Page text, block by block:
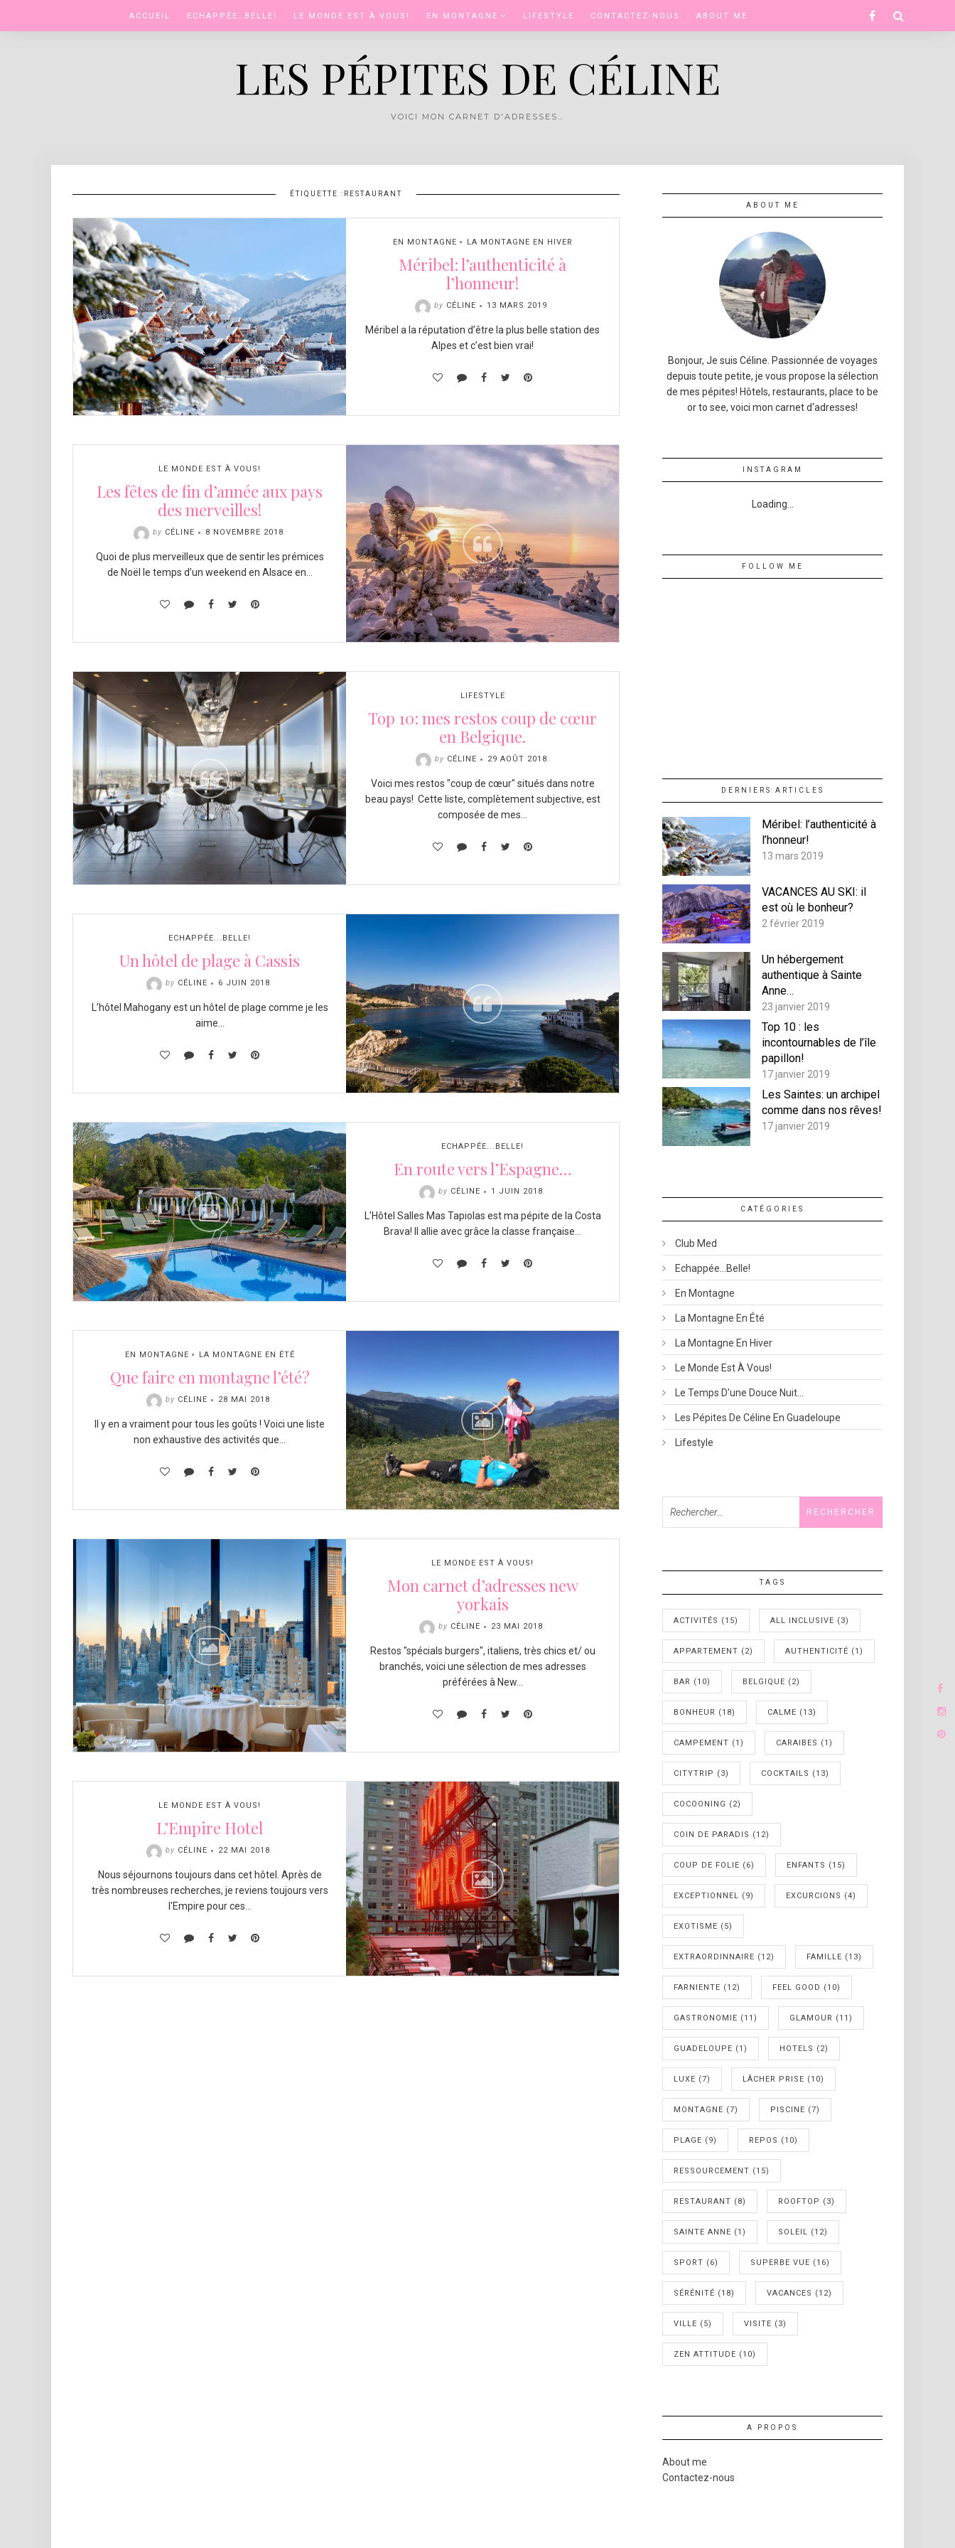
ACCUEIL ECHAPPÉE…BELLE! LE MONDE EST À VOUS! EN MONTAGNE LIFESTYLE CONTACTEZ-NOUS ABOUT ME Facebook
LES PÉPITES DE CÉLINE
VOICI MON CARNET D'ADRESSES…
ÉTIQUETTE : RESTAURANT
EN MONTAGNE LA MONTAGNE EN HIVER
Méribel: l’authenticité à
l’honneur!
by CÉLINE 13 MARS 2019.
Méribel a la réputation d’être la plus belle station des
Alpes et c’est bien vrai!
LE MONDE EST À VOUS!
Les fêtes de fin d’année aux pays
des merveilles!
by CÉLINE 8 NOVEMBRE 2018.
Quoi de plus merveilleux que de sentir les prémices
de Noël le temps d’un weekend en Alsace en…
LIFESTYLE
Top 10: mes restos coup de cœur
en Belgique.
by CÉLINE 29 AOÛT 2018.
Voici mes restos "coup de cœur" situés dans notre
beau pays! Cette liste, complètement subjective, est
composée de mes…
ECHAPPÉE...BELLE!
Un hôtel de plage à Cassis
by CÉLINE 6 JUIN 2018.
L’hôtel Mahogany est un hôtel de plage comme je les
aime…
ECHAPPÉE...BELLE!
En route vers l’Espagne…
by CÉLINE 1 JUIN 2018.
L'Hôtel Salles Mas Tapiolas est ma pépite de la Costa
Brava! Il allie avec grâce la classe française…
EN MONTAGNE LA MONTAGNE EN ÉTÉ
Que faire en montagne l’été?
by CÉLINE 28 MAI 2018.
Il y en a vraiment pour tous les goûts ! Voici une liste
non exhaustive des activités que…
LE MONDE EST À VOUS!
Mon carnet d’adresses new
yorkais
by CÉLINE 23 MAI 2018.
Restos "spécials burgers", italiens, très chics et/ ou
branchés, voici une sélection de mes adresses
préférées à New…
LE MONDE EST À VOUS!
L’Empire Hotel
by CÉLINE 22 MAI 2018.
Nous séjournons toujours dans cet hôtel. Après de
très nombreuses recherches, je reviens toujours vers
l'Empire pour ces…
ABOUT ME
Bonjour, Je suis Céline. Passionnée de voyages
depuis toute petite, je vous propose la sélection
de mes pépites! Hôtels, restaurants, place to be
or to see, voici mon carnet d'adresses!
INSTAGRAM
Loading...
FOLLOW ME
DERNIERS ARTICLES
Méribel: l’authenticité à
l’honneur!
13 mars 2019
VACANCES AU SKI: il
est où le bonheur?
2 février 2019
Un hébergement
authentique à Sainte
Anne…
23 janvier 2019
Top 10 : les
incontournables de l’île
papillon!
17 janvier 2019
Les Saintes: un archipel
comme dans nos rêves!
17 janvier 2019
CATÉGORIES
Club Med
Echappée…belle!
En Montagne
La Montagne En Été
La Montagne En Hiver
Le Monde Est À Vous!
Le Temps D'une Douce Nuit…
Les Pépites De Céline En Guadeloupe
Lifestyle
TAGS
ACTIVITÉS (15) ALL INCLUSIVE (3)
APPARTEMENT (2) AUTHENTICITÉ (1)
BAR (10) BELGIQUE (2)
BONHEUR (18) CALME (13)
CAMPEMENT (1) CARAIBES (1)
CITYTRIP (3) COCKTAILS (13)
COCOONING (2)
COIN DE PARADIS (12)
COUP DE FOLIE (6) ENFANTS (15)
EXCEPTIONNEL (9) EXCURCIONS (4)
EXOTISME (5)
EXTRAORDINNAIRE (12) FAMILLE (13)
FARNIENTE (12) FEEL GOOD (10)
GASTRONOMIE (11) GLAMOUR (11)
GUADELOUPE (1) HOTELS (2)
LUXE (7) LÂCHER PRISE (10)
MONTAGNE (7) PISCINE (7)
PLAGE (9) REPOS (10)
RESSOURCEMENT (15)
RESTAURANT (8) ROOFTOP (3)
SAINTE ANNE (1) SOLEIL (12)
SPORT (6) SUPERBE VUE (16)
SÉRÉNITÉ (18) VACANCES (12)
VILLE (5) VISITE (3)
ZEN ATTITUDE (10)
A PROPOS
About me
Contactez-nous